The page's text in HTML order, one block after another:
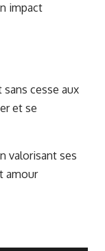
impact
cesse aux
et se
valorisant ses
amour